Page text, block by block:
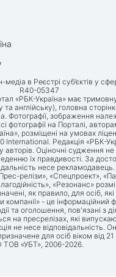
медіа в Реєстрі суб’єктів у
R40-05347
«РБК-Україна» має
та англійську), головна
. Фотографії, зображення
фотографії на Порталі,
розміщені на умовах
International. Редакція «РБК-
авторів. Оціночні судження
їх правдивості. За
несе
релізи», «Спецпроект»,
«Резонанс»
як правило, для осіб,
компанії» - це інформаційний
та оголошення, пов'язані з
на пресрелізах, які
не несе відповідальність.
для осіб віком від 21
ТОВ «УБТ», 2006-2026.